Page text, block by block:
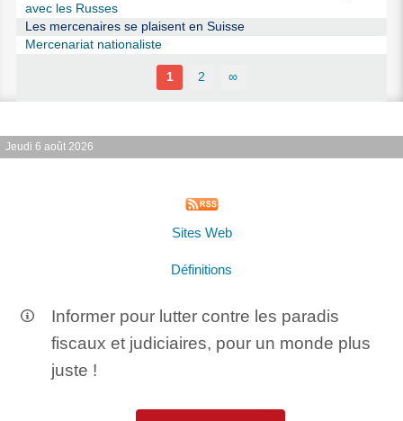
avec les Russes
Les mercenaires se plaisent en Suisse
Mercenariat nationaliste
1 2 ∞
Jeudi 6 août 2026
Sites Web
Définitions
Informer pour lutter contre les paradis
fiscaux et judiciaires, pour un monde plus
juste !